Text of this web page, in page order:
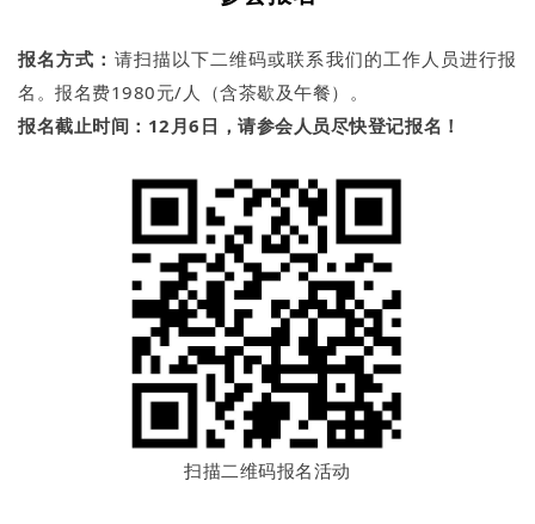
报名方式： 请扫描以下二维码或联系我们的工作人员进行报
名。报名费1980元/人（含茶歇及午餐）。
报名截止时间：12月6日，请参会人员尽快登记报名！
扫描二维码报名活动